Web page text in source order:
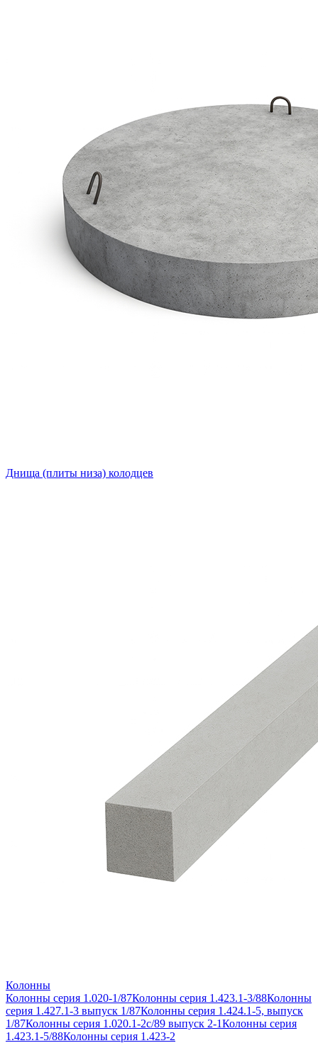
Днища (плиты низа) колодцев
Колонны
Колонны серия 1.020-1/87Колонны серия 1.423.1-3/88Колонны
серия 1.427.1-3 выпуск 1/87Колонны серия 1.424.1-5, выпуск
1/87Колонны серия 1.020.1-2с/89 выпуск 2-1Колонны серия
1.423.1-5/88Колонны серия 1.423-2